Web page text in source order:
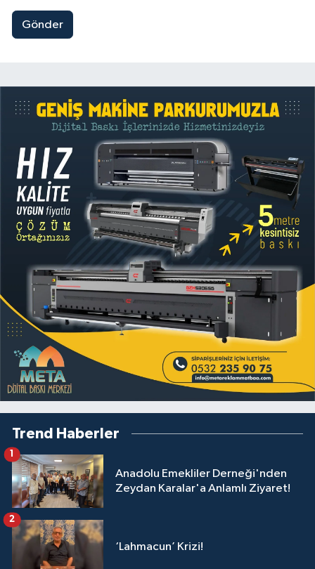
Gönder
Trend Haberler
Anadolu Emekliler Derneği'nden
Zeydan Karalar'a Anlamlı Ziyaret!
1
‘Lahmacun’ Krizi!
2